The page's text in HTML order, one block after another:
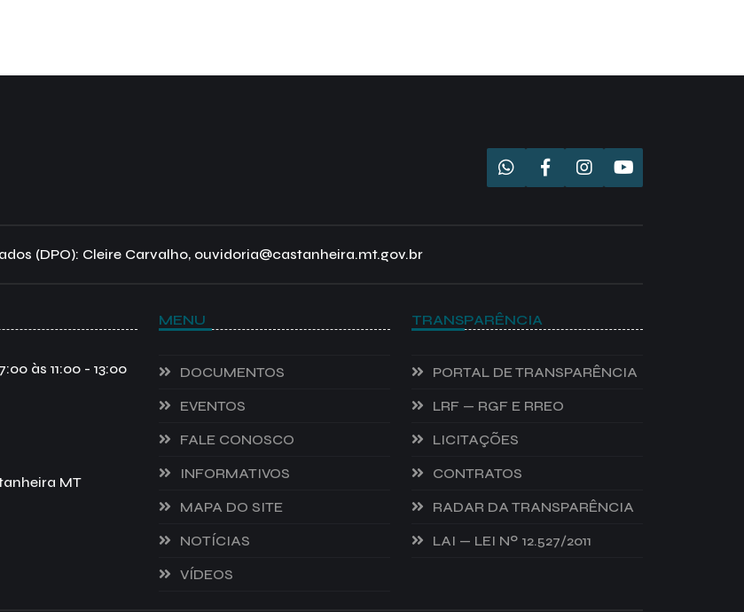
(DPO): Cleire Carvalho, ouvidoria@castanheira.mt.gov.br
às 11:00 - 13:00
MT
MENU
DOCUMENTOS
EVENTOS
FALE CONOSCO
INFORMATIVOS
MAPA DO SITE
NOTÍCIAS
VÍDEOS
TRANSPARÊNCIA
PORTAL DE TRANSPARÊNCIA
LRF — RGF E RREO
LICITAÇÕES
CONTRATOS
RADAR DA TRANSPARÊNCIA
LAI — LEI Nº 12.527/2011